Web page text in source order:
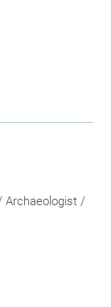
Archaeologist /